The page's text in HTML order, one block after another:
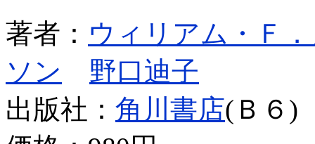
著者： ウィリアム・Ｆ
ソン
野口迪子
出版社： 角川書店(Ｂ６)